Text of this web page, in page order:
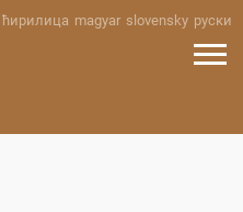
ћирилица magyar slovensky руски